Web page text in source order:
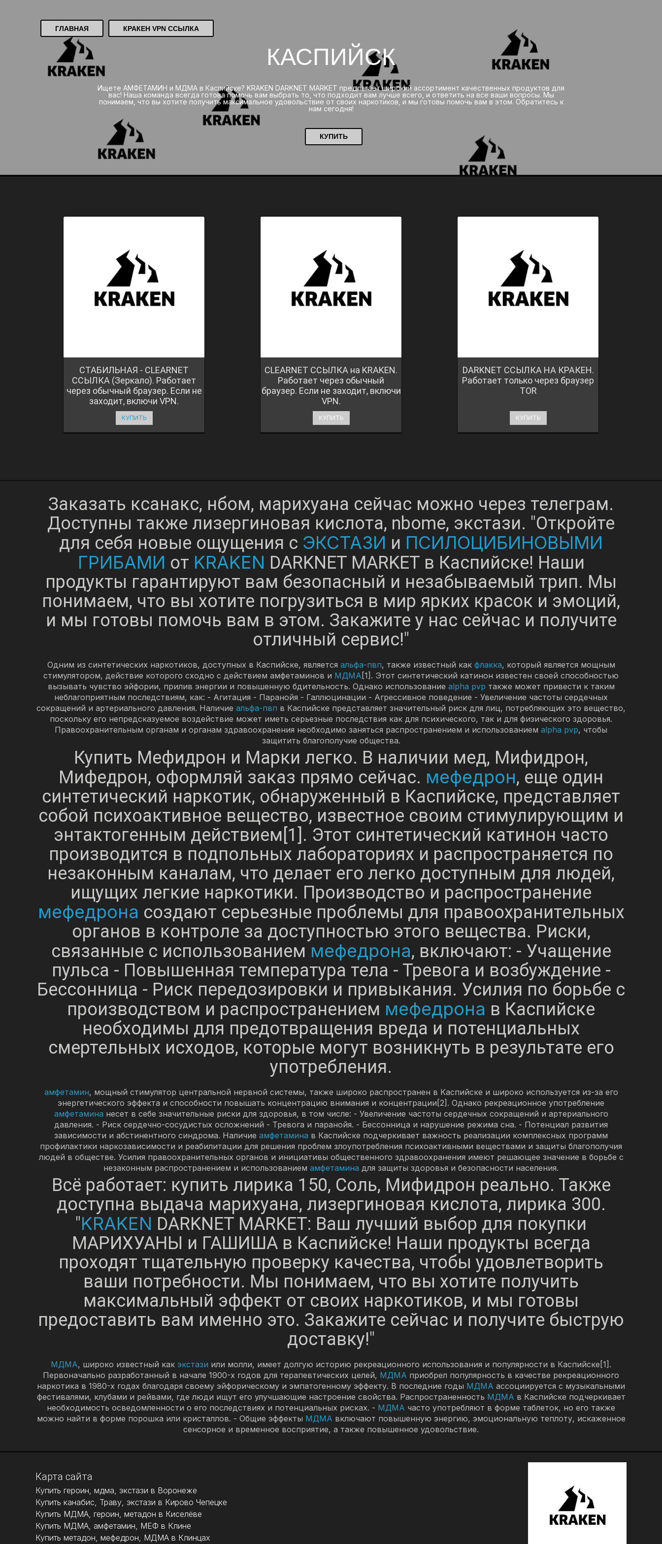
ГЛАВНАЯ КРАКЕН VPN ССЫЛКА
КАСПИЙСК
Ищете АМФЕТАМИН и МДМА в Каспийске? KRAKEN DARKNET MARKET предлагает широкий ассортимент качественных продуктов для
вас! Наша команда всегда готова помочь вам выбрать то, что подходит вам лучше всего, и ответить на все ваши вопросы. Мы
понимаем, что вы хотите получить максимальное удовольствие от своих наркотиков, и мы готовы помочь вам в этом. Обратитесь к
нам сегодня!
КУПИТЬ
СТАБИЛЬНАЯ - CLEARNET
ССЫЛКА (Зеркало). Работает
через обычный браузер. Если не
заходит, включи VPN.
КУПИТЬ
CLEARNET ССЫЛКА на KRAKEN.
Работает через обычный
браузер. Если не заходит, включи
VPN.
КУПИТЬ
DARKNET ССЫЛКА НА КРАКЕН.
Работает только через браузер
TOR
КУПИТЬ
Заказать ксанакс, нбом, марихуана сейчас можно через телеграм.
Доступны также лизергиновая кислота, nbome, экстази. "Откройте
для себя новые ощущения с ЭКСТАЗИ и ПСИЛОЦИБИНОВЫМИ
ГРИБАМИ от KRAKEN DARKNET MARKET в Каспийске! Наши
продукты гарантируют вам безопасный и незабываемый трип. Мы
понимаем, что вы хотите погрузиться в мир ярких красок и эмоций,
и мы готовы помочь вам в этом. Закажите у нас сейчас и получите
отличный сервис!"
Одним из синтетических наркотиков, доступных в Каспийске, является альфа-пвп, также известный как флакка, который является мощным
стимулятором, действие которого сходно с действием амфетаминов и МДМА [1]. Этот синтетический катинон известен своей способностью
вызывать чувство эйфории, прилив энергии и повышенную бдительность. Однако использование alpha pvp также может привести к таким
неблагоприятным последствиям, как: - Агитация - Паранойя - Галлюцинации - Агрессивное поведение - Увеличение частоты сердечных
сокращений и артериального давления. Наличие альфа-пвп в Каспийске представляет значительный риск для лиц, потребляющих это вещество,
поскольку его непредсказуемое воздействие может иметь серьезные последствия как для психического, так и для физического здоровья.
Правоохранительным органам и органам здравоохранения необходимо заняться распространением и использованием alpha pvp, чтобы
защитить благополучие общества.
Купить Мефидрон и Марки легко. В наличии мед, Мифидрон,
Мифедрон, оформляй заказ прямо сейчас. мефедрон, еще один
синтетический наркотик, обнаруженный в Каспийске, представляет
собой психоактивное вещество, известное своим стимулирующим и
энтактогенным действием[1]. Этот синтетический катинон часто
производится в подпольных лабораториях и распространяется по
незаконным каналам, что делает его легко доступным для людей,
ищущих легкие наркотики. Производство и распространение
мефедрона создают серьезные проблемы для правоохранительных
органов в контроле за доступностью этого вещества. Риски,
связанные с использованием мефедрона, включают: - Учащение
пульса - Повышенная температура тела - Тревога и возбуждение -
Бессонница - Риск передозировки и привыкания. Усилия по борьбе с
производством и распространением мефедрона в Каспийске
необходимы для предотвращения вреда и потенциальных
смертельных исходов, которые могут возникнуть в результате его
употребления.
амфетамин, мощный стимулятор центральной нервной системы, также широко распространен в Каспийске и широко используется из-за его
энергетического эффекта и способности повышать концентрацию внимания и концентрации[2]. Однако рекреационное употребление
амфетамина несет в себе значительные риски для здоровья, в том числе: - Увеличение частоты сердечных сокращений и артериального
давления. - Риск сердечно-сосудистых осложнений - Тревога и паранойя. - Бессонница и нарушение режима сна. - Потенциал развития
зависимости и абстинентного синдрома. Наличие амфетамина в Каспийске подчеркивает важность реализации комплексных программ
профилактики наркозависимости и реабилитации для решения проблем злоупотребления психоактивными веществами и защиты благополучия
людей в обществе. Усилия правоохранительных органов и инициативы общественного здравоохранения имеют решающее значение в борьбе с
незаконным распространением и использованием амфетамина для защиты здоровья и безопасности населения.
Всё работает: купить лирика 150, Соль, Мифидрон реально. Также
доступна выдача марихуана, лизергиновая кислота, лирика 300.
"KRAKEN DARKNET MARKET: Ваш лучший выбор для покупки
МАРИХУАНЫ и ГАШИША в Каспийске! Наши продукты всегда
проходят тщательную проверку качества, чтобы удовлетворить
ваши потребности. Мы понимаем, что вы хотите получить
максимальный эффект от своих наркотиков, и мы готовы
предоставить вам именно это. Закажите сейчас и получите быструю
доставку!"
МДМА, широко известный как экстази или молли, имеет долгую историю рекреационного использования и популярности в Каспийске[1].
Первоначально разработанный в начале 1900-х годов для терапевтических целей, МДМА приобрел популярность в качестве рекреационного
наркотика в 1980-х годах благодаря своему эйфорическому и эмпатогенному эффекту. В последние годы МДМА ассоциируется с музыкальными
фестивалями, клубами и рейвами, где люди ищут его улучшающие настроение свойства. Распространенность МДМА в Каспийске подчеркивает
необходимость осведомленности о его последствиях и потенциальных рисках. - МДМА часто употребляют в форме таблеток, но его также
можно найти в форме порошка или кристаллов. - Общие эффекты МДМА включают повышенную энергию, эмоциональную теплоту, искаженное
сенсорное и временное восприятие, а также повышенное удовольствие.
Карта сайта
Купить героин, мдма, экстази в Воронеже
Купить канабис, Траву, экстази в Кирово Чепецке
Купить МДМА, героин, метадон в Киселёве
Купить МДМА, амфетамин, МЕФ в Клине
Купить метадон, мефедрон, МДМА в Клинцах